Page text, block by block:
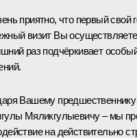
приятно, что первый свой
визит Вы
раз подчёркивает
Вашему
Мяликгулыевичу– мы
на действительно